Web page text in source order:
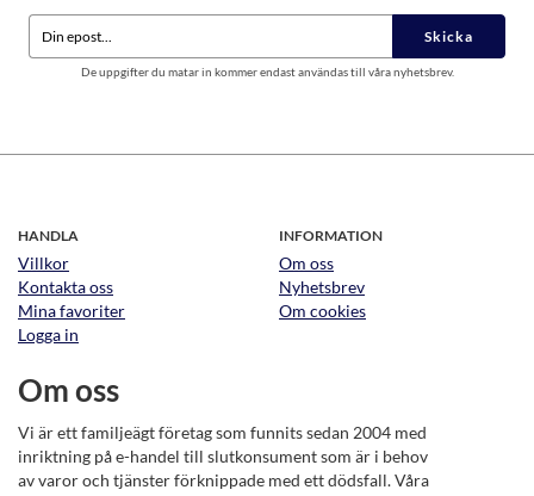
Skicka
De uppgifter du matar in kommer endast användas till våra nyhetsbrev.
HANDLA
Villkor
Kontakta oss
Mina favoriter
Logga in
INFORMATION
Om oss
Nyhetsbrev
Om cookies
Om oss
Vi är ett familjeägt företag som funnits sedan 2004 med
inriktning på e-handel till slutkonsument som är i behov
av varor och tjänster förknippade med ett dödsfall. Våra